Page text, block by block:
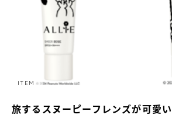
ITEM
旅するスヌーピーフレンズが可愛